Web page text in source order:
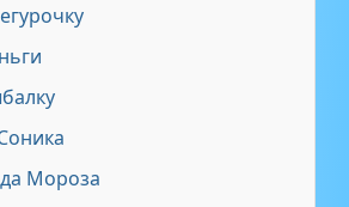
Животик
Тили-тесто
Обманули дурака
Мороза